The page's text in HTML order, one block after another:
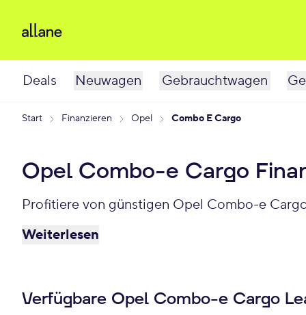
Deals Neuwagen Gebrauchtwagen
Start Finanzieren Opel Combo E Cargo
Opel Combo-e Cargo
Profitiere von günstigen Opel Combo-e
Weiterlesen
Verfügbare Opel Combo-e Cargo